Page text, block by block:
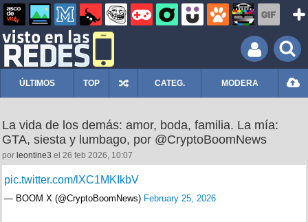
ÚLTIMOS TOP CATEG. MODERA
La vida de los demás: amor, boda, familia. La mía:
GTA, siesta y lumbago, por @CryptoBoomNews
por leontine3 el 26 feb 2026, 10:07
pic.twitter.com/lXC1MKIkbV
— BOOM X (@CryptoBoomNews) February 25, 2026